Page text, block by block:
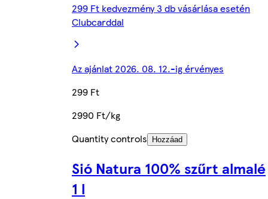
299 Ft kedvezmény 3 db vásárlása esetén
Clubcarddal
Az ajánlat 2026. 08. 12.-ig érvényes
299 Ft
2990 Ft/kg
Quantity controls
Hozzáad
Sió Natura 100% szűrt almalé
1 l